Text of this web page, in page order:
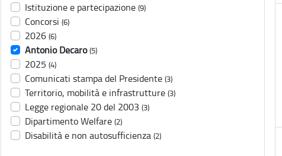
Istituzione e partecipazione (9)
Concorsi (6)
2026 (6)
Antonio Decaro (5)
2025 (4)
Comunicati stampa del Presidente (3)
Territorio, mobilità e infrastrutture (3)
Legge regionale 20 del 2003 (3)
Dipartimento Welfare (2)
Disabilità e non autosufficienza (2)